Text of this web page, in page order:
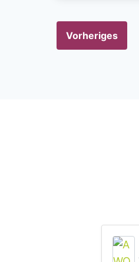
Vorheriges